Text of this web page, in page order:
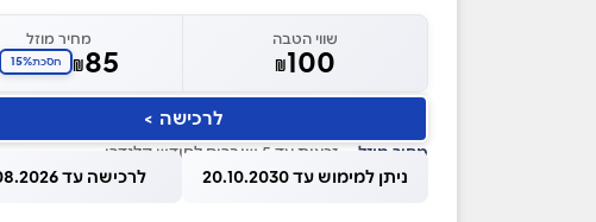
שווי הטבה
₪100
מחיר מוזל
₪85 חסכת15%
לרכישה >
מחיר מוזל — זכאות עד 5 שוברים לחודש קלנדרי
ניתן למימוש עד 20.10.2030 לרכישה עד 31.08.2026